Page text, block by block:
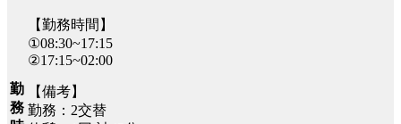
勤
務
【勤務時間】
①08:30~17:15
②17:15~02:00
【備考】
勤務：2交替